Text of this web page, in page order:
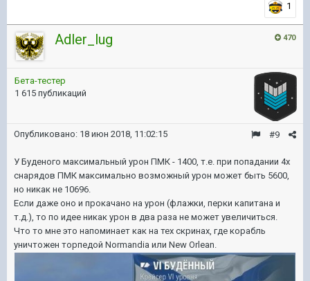
1
470
Adler_lug
Бета-тестер
1 615 публикаций
#9
Опубликовано: 18 июн 2018, 11:02:15
У Буденого максимальный урон ПМК - 1400, т.е. при попадании 4х
снарядов ПМК максимально возможный урон может быть 5600,
но никак не 10696.
Если даже оно и прокачано на урон (флажки, перки капитана и
т.д.), то по идее никак урон в два раза не может увеличиться.
Что то мне это напоминает как на тех скринах, где корабль
уничтожен торпедой Normandia или New Orlean.